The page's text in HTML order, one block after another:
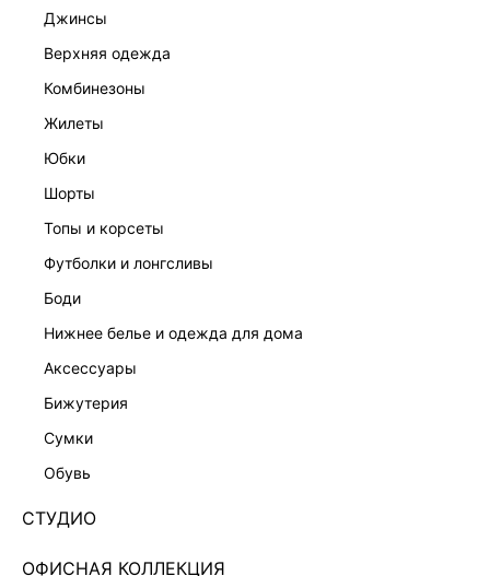
джинсы
верхняя одежда
комбинезоны
жилеты
юбки
шорты
топы и корсеты
футболки и лонгсливы
боди
нижнее белье и одежда для дома
аксессуары
бижутерия
сумки
обувь
СТУДИО
ОФИСНАЯ КОЛЛЕКЦИЯ
НАТУРАЛЬНЫЙ ЛЕН
ЖИЛЕТ ИЗ ЛЬНА И ВИСКОЗЫ 5255201604-1
Нет в наличии
ЦВЕТ:БЕЛЫЙ